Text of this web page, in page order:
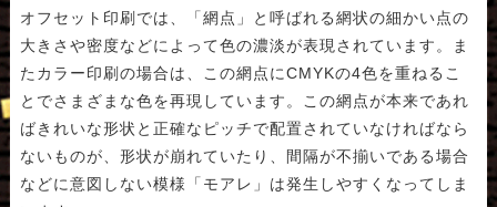
オフセット印刷では、「網点」と呼ばれる網状の細かい点の
大きさや密度などによって色の濃淡が表現されています。ま
たカラー印刷の場合は、この網点にCMYKの4色を重ねるこ
とでさまざまな色を再現しています。この網点が本来であれ
ばきれいな形状と正確なピッチで配置されていなければなら
ないものが、形状が崩れていたり、間隔が不揃いである場合
などに意図しない模様「モアレ」は発生しやすくなってしま